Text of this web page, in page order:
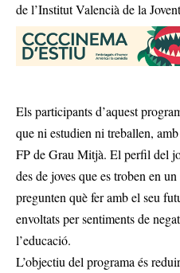
de l’Institut Valencià de la
Els participants d’aquest
que ni estudien ni treballen,
FP de Grau Mitjà. El perfil del
des de joves que es troben en
pregunten què fer amb el seu
envoltats per sentiments de
l’educació.
L’objectiu del programa és